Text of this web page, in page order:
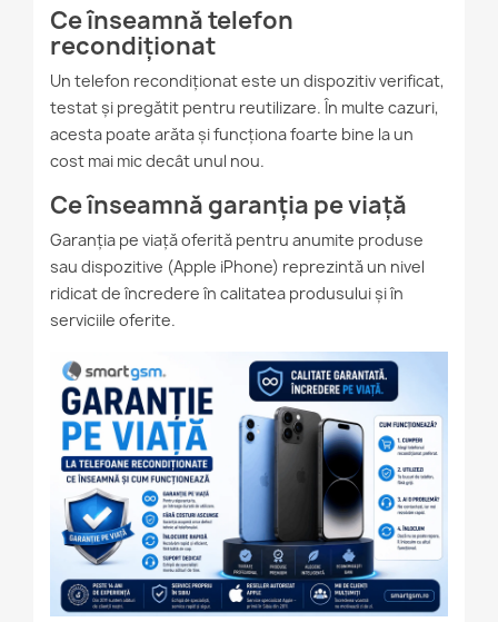
Ce înseamnă telefon
recondiționat
Un telefon recondiționat este un dispozitiv verificat,
testat și pregătit pentru reutilizare. În multe cazuri,
acesta poate arăta și funcționa foarte bine la un
cost mai mic decât unul nou.
Ce înseamnă garanția pe viață
Garanția pe viață oferită pentru anumite produse
sau dispozitive (Apple iPhone) reprezintă un nivel
ridicat de încredere în calitatea produsului și în
serviciile oferite.